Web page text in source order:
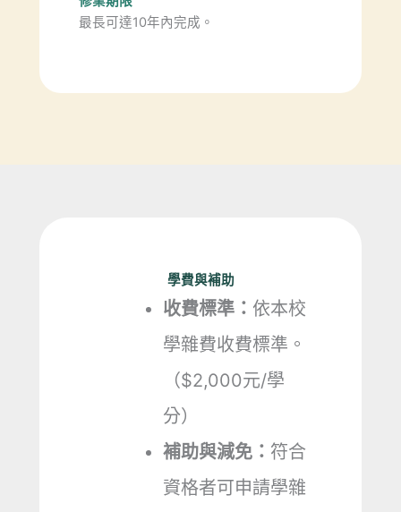
最長可達10年內完成。
學費與補助
收費標準： 依本校
學雜費收費標準。
（$2,000元/學
分）
補助與減免： 符合
資格者可申請學雜